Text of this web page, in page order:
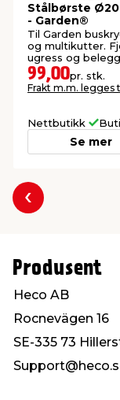
Stålbørste
- Garden®
Til Garden
og multikutter.
ugress og
heller og harde
steinoverflater.
99,00pr. stk.
Frakt m.m. legges
Nettbutikk
Se mer
Forrige
Produsent
Heco AB
Rocnevägen 16
SE-335 73